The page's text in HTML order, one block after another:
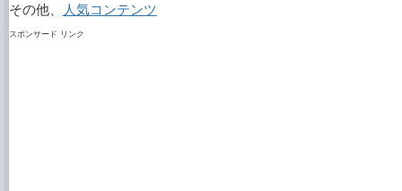
その他、 人気コンテンツ
スポンサード リンク